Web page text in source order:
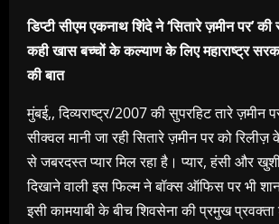
डिप्टी सीएम एकनाथ शिंदे ने ‘सितारे ज़मीन पर’
कही खास बच्चों के कल्याण के लिए महाराष्ट्र
की बात
मुंबई,, दिव्यराष्ट्र/2007 की सुपरहिट तारे ज़मीन
सीक्वल मानी जा रही सितारे ज़मीन पर को
से जबरदस्त प्यार मिल रहा है। प्यार, हंसी और
दिखाने वाली इस फिल्म ने बॉक्स ऑफिस पर भी
इसी कामयाबी के बीच शिवसेना की प्रमुख प्रवक्ता